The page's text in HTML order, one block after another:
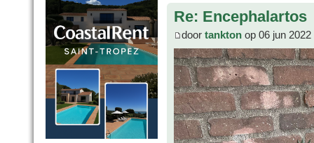
Re: Encephalartos
door tankton op 06 jun 2022